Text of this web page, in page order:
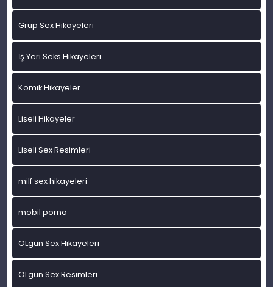
Grup Sex Hikayeleri
İş Yeri Seks Hikayeleri
Komik Hikayeler
Liseli Hikayeler
Liseli Sex Resimleri
milf sex hikayeleri
mobil porno
OLgun Sex Hikayeleri
OLgun Sex Resimleri